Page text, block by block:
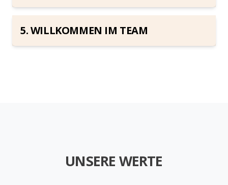
5. WILLKOMMEN IM TEAM
UNSERE WERTE